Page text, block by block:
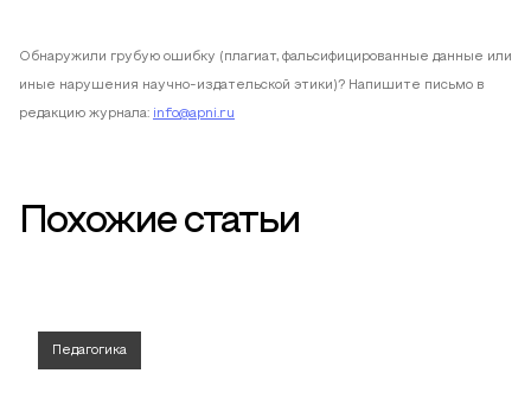
Обнаружили грубую ошибку (плагиат, фальсифицированные данные или
иные нарушения научно-издательской этики)? Напишите письмо в
редакцию журнала: info@apni.ru
Похожие статьи
Педагогика